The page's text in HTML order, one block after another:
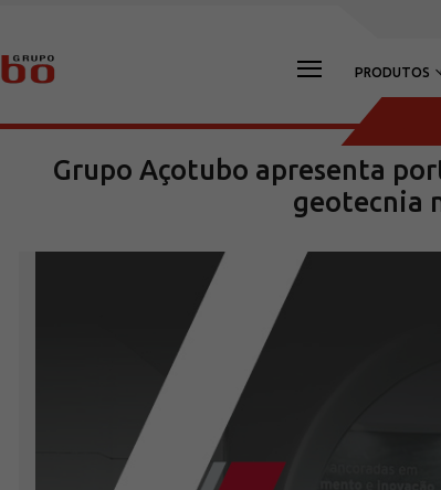
PRODUTOS
Grupo Açotubo apresenta
geotecnia